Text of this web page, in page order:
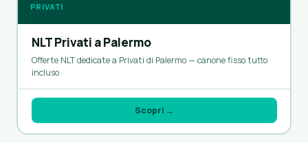
PRIVATI
NLT Privati a Palermo
Offerte NLT dedicate a Privati di Palermo — canone fisso tutto
incluso
Scopri →